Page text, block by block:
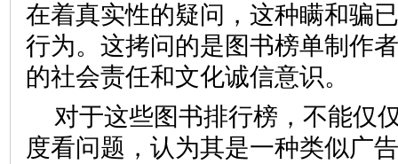
在着真实性的疑问，这种瞒和骗
行为。这拷问的是图书榜单制作
的社会责任和文化诚信意识
对于这些图书排行榜，不能仅
度看问题，认为其是一种类似广